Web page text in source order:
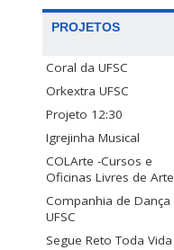
PROJETOS
Coral da UFSC
Orkextra UFSC
Projeto 12:30
Igrejinha Musical
COLArte -Cursos e
Oficinas Livres de Arte
Companhia de Dança
UFSC
Segue Reto Toda Vida